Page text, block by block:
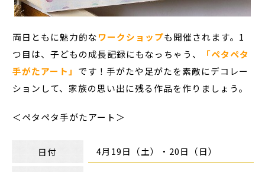
両日ともに魅力的なワークショップも開催されます。1
つ目は、子どもの成長記録にもなっちゃう、
「ペタペタ
手がたアート」 です！手がたや足がたを素敵にデコレー
ションして、家族の思い出に残る作品を作りましょう。
＜ペタペタ手がたアート＞
日付 4月19日（土）・20日（日）